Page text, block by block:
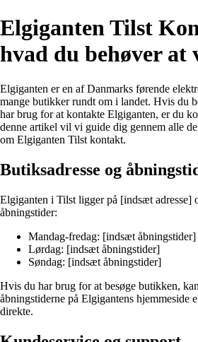
Elgiganten Tilst
hvad du behøver at
Elgiganten er en af Danmarks førende
mange butikker rundt om i landet. Hvis du
har brug for at kontakte Elgiganten, er du
denne artikel vil vi guide dig gennem alle
om Elgiganten Tilst kontakt.
Butiksadresse og
Elgiganten i Tilst ligger på [indsæt adresse]
åbningstider:
Mandag-fredag: [indsæt åbningstider]
Lørdag: [indsæt åbningstider]
Søndag: [indsæt åbningstider]
Hvis du har brug for at besøge butikken,
åbningstiderne på Elgigantens hjemmeside
direkte.